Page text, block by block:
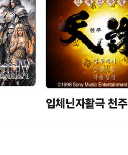
입체닌자활극 천주